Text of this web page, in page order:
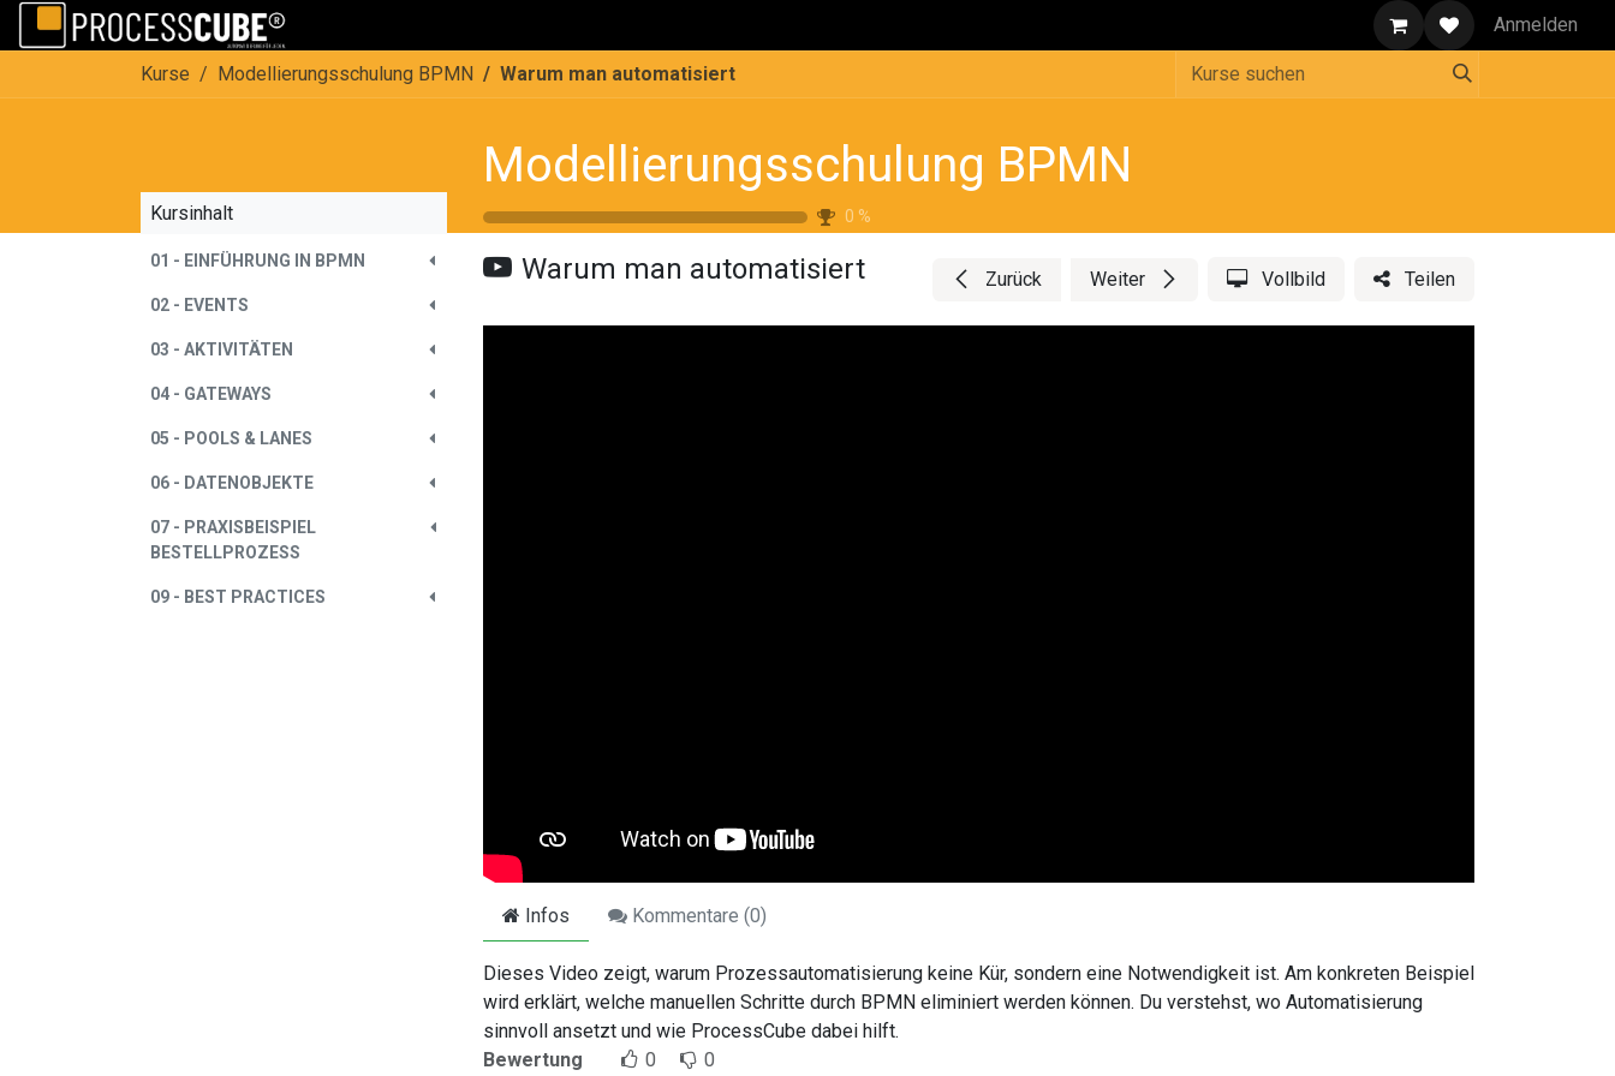
Zum Inhalt springen
Anmelden
Kurse Modellierungsschulung BPMN Warum man automatisiert
Modellierungsschulung BPMN
0 %
Kursinhalt
01 - EINFÜHRUNG IN BPMN
02 - EVENTS
03 - AKTIVITÄTEN
04 - GATEWAYS
05 - POOLS & LANES
06 - DATENOBJEKTE
07 - PRAXISBEISPIEL
BESTELLPROZESS
09 - BEST PRACTICES
Warum man automatisiert Zurück Weiter Vollbild Teilen
Infos Kommentare (0)
Dieses Video zeigt, warum Prozessautomatisierung keine Kür, sondern eine Notwendigkeit ist. Am konkreten Beispiel
wird erklärt, welche manuellen Schritte durch BPMN eliminiert werden können. Du verstehst, wo Automatisierung
sinnvoll ansetzt und wie ProcessCube dabei hilft.
Bewertung
0 0